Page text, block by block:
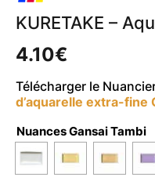
KURETAKE –
4.10€
Télécharger le
d’aquarelle extra-fine
Nuances Gansai Tambi